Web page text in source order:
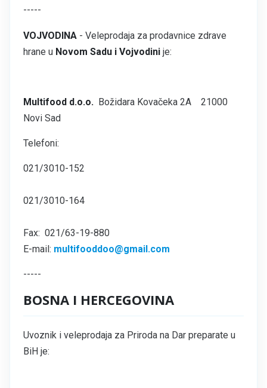
-----
VOJVODINA- Veleprodaja za prodavnice zdrave
hrane u Novom Sadu i Vojvodinije:
Multifood d.o.o.Božidara Kovačeka 2A 21000
Novi Sad
Telefoni:
021/3010-152
021/3010-164
Fax: 021/63-19-880
E-mail: multifooddoo@gmail.com
-----
BOSNA I HERCEGOVINA
Uvoznik i veleprodaja za Priroda na Dar preparate u
BiH je: